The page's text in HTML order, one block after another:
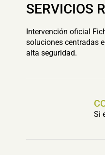
SERVICIOS
Intervención oficial
soluciones centradas
alta seguridad.
Si